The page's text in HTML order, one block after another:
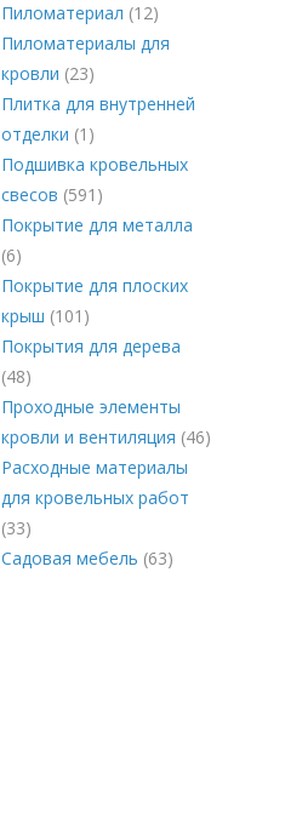
Пиломатериал (12)
Пиломатериалы для
кровли (23)
Плитка для внутренней
отделки (1)
Подшивка кровельных
свесов (591)
Покрытие для металла
(6)
Покрытие для плоских
крыш (101)
Покрытия для дерева
(48)
Проходные элементы
кровли и вентиляция (46)
Расходные материалы
для кровельных работ
(33)
Садовая мебель (63)